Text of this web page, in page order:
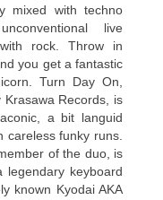
mixed with techno
live
rock. Throw in
you get a fantastic
Turn Day On,
Records, is
a bit languid
careless funky runs.
of the duo, is
legendary keyboard
known Kyodai AKA